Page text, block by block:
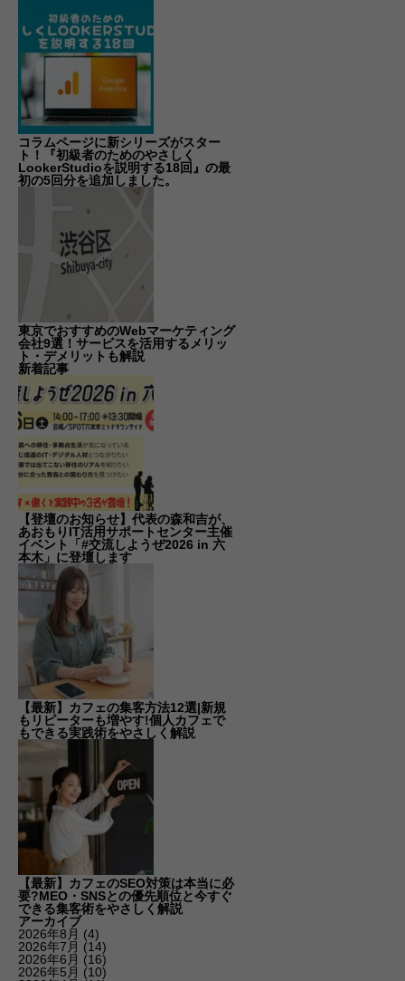
コラムページに新シリーズがスター
ト！『初級者のためのやさしく
LookerStudioを説明する18回』の最
初の5回分を追加しました。
東京でおすすめのWebマーケティング
会社9選！サービスを活用するメリッ
ト・デメリットも解説
新着記事
【登壇のお知らせ】代表の森和吉が、
あおもりIT活用サポートセンター主催
イベント「#交流しようぜ2026 in 六
本木」に登壇します
【最新】カフェの集客方法12選|新規
もリピーターも増やす!個人カフェで
もできる実践術をやさしく解説
【最新】カフェのSEO対策は本当に必
要?MEO・SNSとの優先順位と今すぐ
できる集客術をやさしく解説
アーカイブ
2026年8月 (4)
2026年7月 (14)
2026年6月 (16)
2026年5月 (10)